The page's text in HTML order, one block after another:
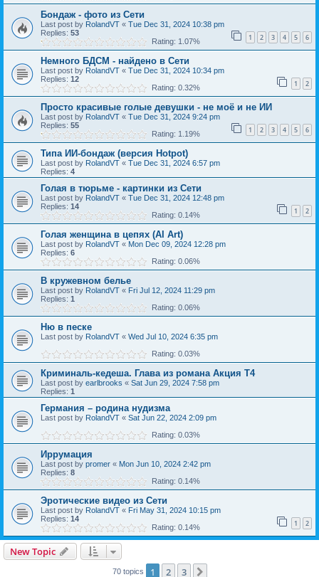
Бондаж - фото из Сети
Last post by RolandVT « Tue Dec 31, 2024 10:38 pm
Replies: 53 1 2 3 4 5 6
Rating: 1.07%
Немного БДСМ - найдено в Сети
Last post by RolandVT « Tue Dec 31, 2024 10:34 pm
Replies: 12 1 2
Rating: 0.32%
Просто красивые голые девушки - не моё и не ИИ
Last post by RolandVT « Tue Dec 31, 2024 9:24 pm
Replies: 55 1 2 3 4 5 6
Rating: 1.19%
Типа ИИ-бондаж (версия Hotpot)
Last post by RolandVT « Tue Dec 31, 2024 6:57 pm
Replies: 4
Голая в тюрьме - картинки из Сети
Last post by RolandVT « Tue Dec 31, 2024 12:48 pm
Replies: 14 1 2
Rating: 0.14%
Голая женщина в цепях (AI Art)
Last post by RolandVT « Mon Dec 09, 2024 12:28 pm
Replies: 6
Rating: 0.06%
В кружевном белье
Last post by RolandVT « Fri Jul 12, 2024 11:29 pm
Replies: 1
Rating: 0.06%
Ню в песке
Last post by RolandVT « Wed Jul 10, 2024 6:35 pm
Rating: 0.03%
Криминаль-кедеша. Глава из романа Акция Т4
Last post by earlbrooks « Sat Jun 29, 2024 7:58 pm
Replies: 1
Германия – родина нудизма
Last post by RolandVT « Sat Jun 22, 2024 2:09 pm
Rating: 0.03%
Иррумация
Last post by promer « Mon Jun 10, 2024 2:42 pm
Replies: 8
Rating: 0.14%
Эротические видео из Сети
Last post by RolandVT « Fri May 31, 2024 10:15 pm
Replies: 14 1 2
Rating: 0.14%
New Topic
70 topics 1 2 3